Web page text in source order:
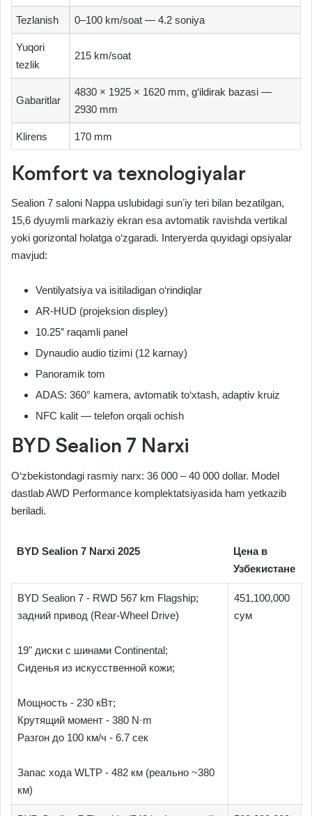
Tezlanish 0–100 km/soat — 4.2 soniya
Yuqori
tezlik
215 km/soat
Gabaritlar
4830 × 1925 × 1620 mm, g‘ildirak bazasi —
2930 mm
Klirens 170 mm
Komfort va texnologiyalar
Sealion 7 saloni Nappa uslubidagi sunʼiy teri bilan bezatilgan,
15,6 dyuymli markaziy ekran esa avtomatik ravishda vertikal
yoki gorizontal holatga o‘zgaradi. Interyerda quyidagi opsiyalar
mavjud:
Ventilyatsiya va isitiladigan o‘rindiqlar
AR‑HUD (projeksion displey)
10.25″ raqamli panel
Dynaudio audio tizimi (12 karnay)
Panoramik tom
ADAS: 360° kamera, avtomatik to‘xtash, adaptiv kruiz
NFC kalit — telefon orqali ochish
BYD Sealion 7 Narxi
O‘zbekistondagi rasmiy narx: 36 000 – 40 000 dollar. Model
dastlab AWD Performance komplektatsiyasida ham yetkazib
beriladi.
BYD Sealion 7 Narxi 2025
Цена в
Узбекистане
BYD Sealion 7 - RWD 567 km Flagship;
задний привод (Rear-Wheel Drive)
19" диски с шинами Continental;
Сиденья из искусственной кожи;
Мощность - 230 кВт;
Крутящий момент - 380 N·m
Разгон до 100 км/ч - 6.7 сек
Запас хода WLTP - 482 км (реально ~380
км)
451,100,000
сум